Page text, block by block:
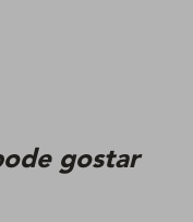
gostar